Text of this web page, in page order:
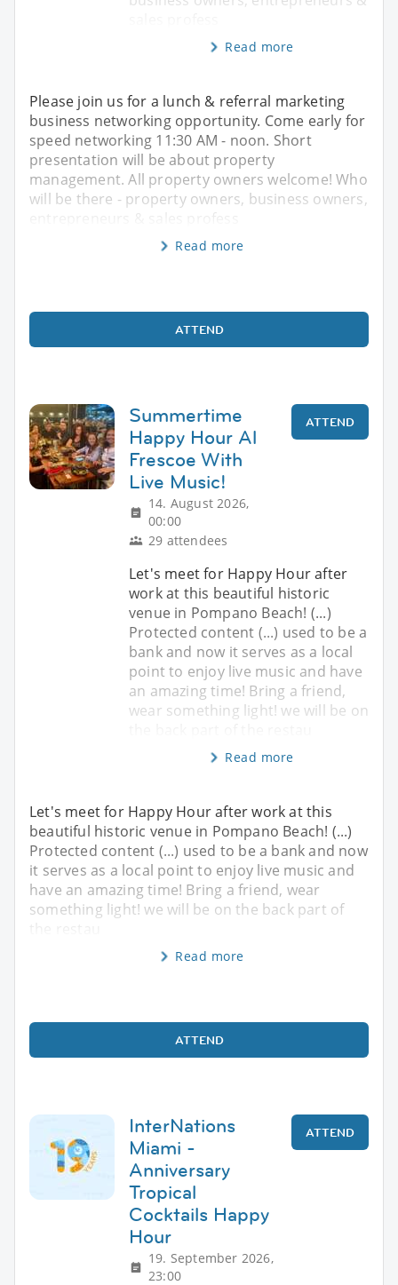
Read more
Please join us for a lunch & referral marketing
business networking opportunity. Come early for
speed networking 11:30 AM - noon. Short
presentation will be about property
management. All property owners welcome! Who
will be there - property owners, business owners,
entrepreneurs & sales profess
Read more
ATTEND
Summertime
Happy Hour Al
Frescoe With
Live Music!
14. August 2026,
00:00
29 attendees
ATTEND
Let's meet for Happy Hour after
work at this beautiful historic
venue in Pompano Beach! (...)
Protected content (...) used to be a
bank and now it serves as a local
point to enjoy live music and have
an amazing time! Bring a friend,
wear something light! we will be on
Read more
Let's meet for Happy Hour after work at this
beautiful historic venue in Pompano Beach! (...)
Protected content (...) used to be a bank and now
it serves as a local point to enjoy live music and
have an amazing time! Bring a friend, wear
something light! we will be on the back part of
Read more
ATTEND
InterNations
Miami -
Anniversary
Tropical
Cocktails Happy
Hour
19. September 2026,
23:00
ATTEND